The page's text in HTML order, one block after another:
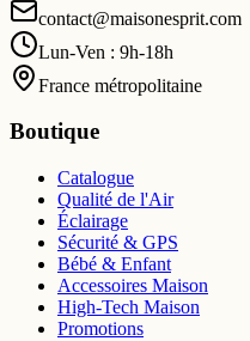
contact@maisonesprit.com
Lun-Ven : 9h-18h
France métropolitaine
Boutique
Catalogue
Qualité de l'Air
Éclairage
Sécurité & GPS
Bébé & Enfant
Accessoires Maison
High-Tech Maison
Promotions